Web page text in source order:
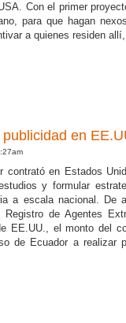
Con el primer
para que hagan
a quienes residen
en
contrató en Estados
y formular
a escala nacional. De
de Agentes
EE.UU., el monto del
de Ecuador a realizar